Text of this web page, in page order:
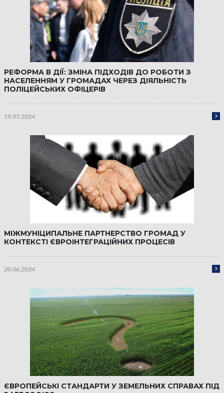
РЕФОРМА В ДІЇ: ЗМІНА ПІДХОДІВ ДО РОБОТИ З
НАСЕЛЕННЯМ У ГРОМАДАХ ЧЕРЕЗ ДІЯЛЬНІСТЬ
ПОЛІЦЕЙСЬКИХ ОФІЦЕРІВ
19.07.2024
МІЖМУНІЦИПАЛЬНЕ ПАРТНЕРСТВО ГРОМАД У
КОНТЕКСТІ ЄВРОІНТЕГРАЦІЙНИХ ПРОЦЕСІВ
20.06.2024
ЄВРОПЕЙСЬКІ СТАНДАРТИ У ЗЕМЕЛЬНИХ СПРАВАХ ПІД